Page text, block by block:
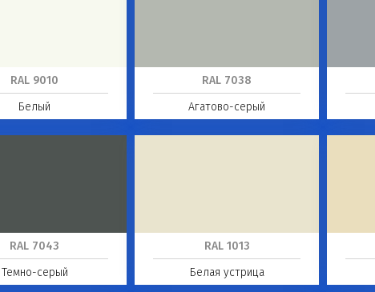
RAL 9010
Белый
RAL 7038
Агатово-серый
RAL 7043
Темно-серый
RAL 1013
Белая устрица